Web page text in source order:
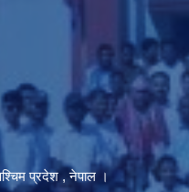
प्रदेश , नेपाल ।